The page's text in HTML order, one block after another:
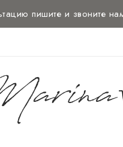
пишите и звоните нам: